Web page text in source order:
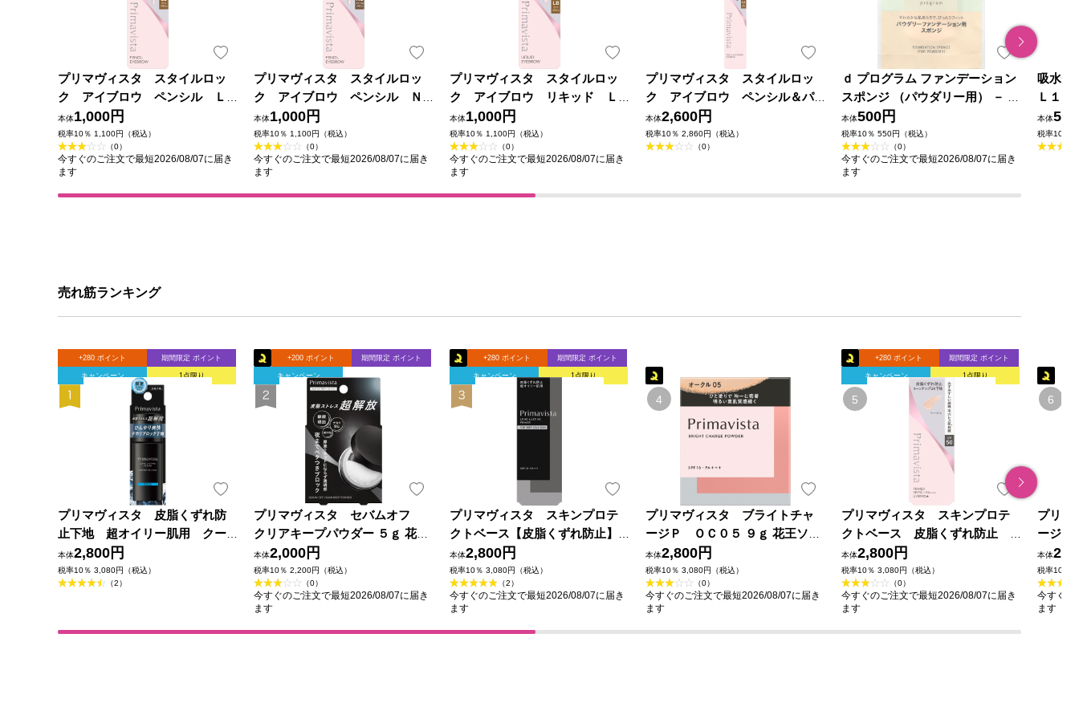
プリマヴィスタ スタイルロッ
ク アイブロウ ペンシル Ｌ
Ｂ ０．１８ｇ 花王ソフィーナ
本体1,000円
税率10％ 1,100円（税込）
（0）
今すぐのご注文で最短2026/08/07に届き
ます
プリマヴィスタ スタイルロッ
ク アイブロウ ペンシル Ｎ
Ｂ ０．１８ｇ 花王ソフィーナ
本体1,000円
税率10％ 1,100円（税込）
（0）
今すぐのご注文で最短2026/08/07に届き
ます
プリマヴィスタ スタイルロッ
ク アイブロウ リキッド Ｌ
Ｂ ０，５ｍｌ 花王ソフィーナ
本体1,000円
税率10％ 1,100円（税込）
（0）
今すぐのご注文で最短2026/08/07に届き
ます
プリマヴィスタ スタイルロッ
ク アイブロウ ペンシル＆パ
ウダー ＬＢ ０，４３ｇ 花王ソ
フィーナ
本体2,600円
税率10％ 2,860円（税込）
（0）
ｄ プログラム ファンデーション
スポンジ （パウダリー用） － 資
生堂インターナショナル
本体500円
税率10％ 550円（税込）
（0）
今すぐのご注文で最短2026/08/07に届き
ます
吸水性
Ｌ１２
本体
税率10％
売れ筋ランキング
+280 ポイント 期間限定 ポイント
キャンペーン 1点限り
プリマヴィスタ 皮脂くずれ防
止下地 超オイリー肌用 クー
ル ２５ｍｌ 花王ソフィーナ
本体2,800円
税率10％ 3,080円（税込）
（2）
+200 ポイント 期間限定 ポイント
キャンペーン
プリマヴィスタ セバムオフ
クリアキープパウダー ５ｇ 花王
ソフィーナ
本体2,000円
税率10％ 2,200円（税込）
（0）
今すぐのご注文で最短2026/08/07に届き
ます
+280 ポイント 期間限定 ポイント
キャンペーン 1点限り
プリマヴィスタ スキンプロテ
クトベース【皮脂くずれ防止】
超オイリー肌用 ２５ｍｌ 花王
ソフィーナ
本体2,800円
税率10％ 3,080円（税込）
（2）
今すぐのご注文で最短2026/08/07に届き
ます
プリマヴィスタ ブライトチャ
ージＰ ＯＣ０５ ９ｇ 花王ソフ
ィーナ
本体2,800円
税率10％ 3,080円（税込）
（0）
今すぐのご注文で最短2026/08/07に届き
ます
+280 ポイント 期間限定 ポイント
キャンペーン 1点限り
プリマヴィスタ スキンプロテ
クトベース 皮脂くずれ防止
ＵＶ５０ ＥＸ ベージュ ２５
ｍｌ 花王ソフィーナ
本体2,800円
税率10％ 3,080円（税込）
（0）
今すぐのご注文で最短2026/08/07に届き
ます
プリマ
ージＰ
ィーナ
本体
税率10％
今すぐの
ます